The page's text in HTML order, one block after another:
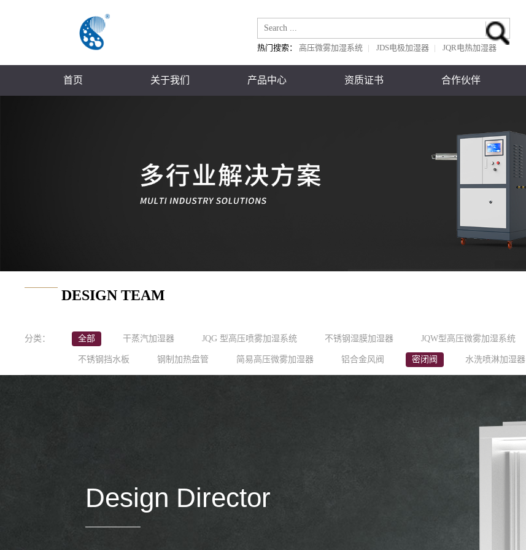
热门搜索： 高压微雾加湿系统 | JDS电极加湿器 | JQR电热加湿器
首页 关于我们 产品中心 资质证书 合作伙伴
DESIGN TEAM
分类： 全部 干蒸汽加湿器 JQG 型高压喷雾加湿系统 不锈钢湿膜加湿器 JQW型高压微雾加湿系统
不锈钢挡水板 钢制加热盘管 简易高压微雾加湿器 铝合金风阀 密闭阀 水洗喷淋加湿器
Design Director